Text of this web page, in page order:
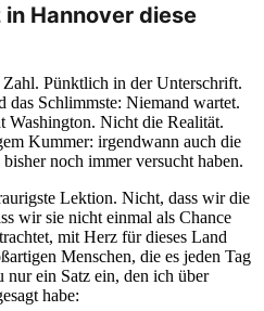
Hannover diese
Pünktlich in der Unterschrift.
das Schlimmste: Niemand wartet.
Nicht die Realität.
Kummer: irgendwann auch die
noch immer versucht haben.
Lektion. Nicht, dass wir die
wir sie nicht einmal als Chance
mit Herz für dieses Land
Menschen, die es jeden Tag
ein Satz ein, den ich über
habe: